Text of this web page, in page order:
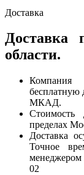
Доставка
Доставка
области.
бесплатную
МКАД.
пределах
Доставка
Точное
менеджером
02